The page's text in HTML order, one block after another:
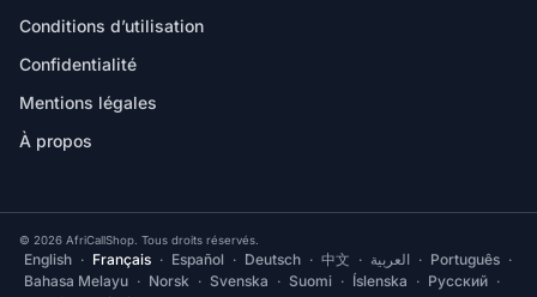
Conditions d’utilisation
Confidentialité
Mentions légales
À propos
© 2026 AfriCallShop. Tous droits réservés.
English · Français · Español · Deutsch · 中文 · العربية · Português ·
Bahasa Melayu · Norsk · Svenska · Suomi · Íslenska · Русский ·